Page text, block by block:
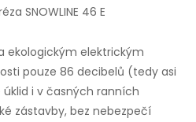
SNOWLINE 46 E
ekologickým elektrickým
pouze 86 decibelů (tedy asi
i v časných ranních
zástavby, bez nebezpečí